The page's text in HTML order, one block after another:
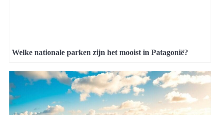
Welke nationale parken zijn het mooist in Patagonië?